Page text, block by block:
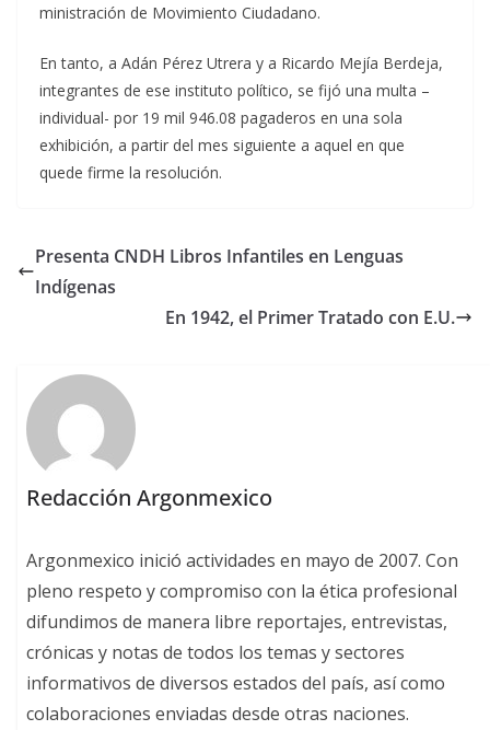
ministración de Movimiento Ciudadano.
En tanto, a Adán Pérez Utrera y a Ricardo Mejía Berdeja,
integrantes de ese instituto político, se fijó una multa –
individual- por 19 mil 946.08 pagaderos en una sola
exhibición, a partir del mes siguiente a aquel en que
quede firme la resolución.
Presenta CNDH Libros Infantiles en Lenguas
Indígenas
En 1942, el Primer Tratado con E.U.
Redacción Argonmexico
Argonmexico inició actividades en mayo de 2007. Con
pleno respeto y compromiso con la ética profesional
difundimos de manera libre reportajes, entrevistas,
crónicas y notas de todos los temas y sectores
informativos de diversos estados del país, así como
colaboraciones enviadas desde otras naciones.